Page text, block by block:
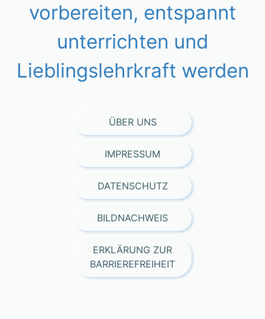
vorbereiten, entspannt
unterrichten und
Lieblingslehrkraft werden
ÜBER UNS
IMPRESSUM
DATENSCHUTZ
BILDNACHWEIS
ERKLÄRUNG ZUR
BARRIEREFREIHEIT